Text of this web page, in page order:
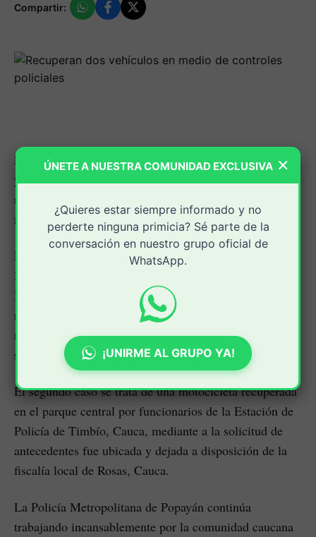
Compartir:
La Policía Metropolitana de Popayán, en casos aislados
y gracias a la pericia de los uniformados, se logró la
recuperación de un vehículo tipo bus escalera y una
motocicleta.
El primer caso tuvo lugar en la vía pública, que del
Municipio de Puracé conduce al Departamento de
Huila, en este lugar los policías mediante labores de
registro, planes de control y solicitud de antecedentes,
recuperaron un bus tipo escalera el cual presenta una
solicitud vigente por el delito de hurto.
El segundo caso se trata de una motocicleta recuperada
en el parque central por funcionarios de la Estación de
Policía de Timbío, Cauca, mediante a la solicitud de
antecedentes fue ubicada y dejada a disposición de la
fiscalía local de Rosas, Cauca.
La Policía Metropolitana de Popayán continúa
trabajando incansablemente por la comunidad caucana
×
ÚNETE A NUESTRA COMUNIDAD EXCLUSIVA
¿Quieres estar siempre informado y no
perderte ninguna primicia? Sé parte de la
conversación en nuestro grupo oficial de
WhatsApp.
¡UNIRME AL GRUPO YA!